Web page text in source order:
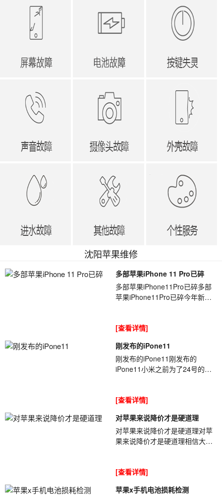
沈阳苹果维修
多部苹果iPhone 11 Pro已碎
多部苹果iPhone11Pro已碎多部
苹果iPhone11Pro已碎今年新
iPhone11Pro后...
[查看详情]
刚发布的iPone11
刚发布的iPone11刚发布的
iPone11小米之前为了24号的
一堆悬念.而且...
[查看详情]
对苹果来说降价才是硬道理
对苹果来说降价才是硬道理对苹
果来说降价才是硬道理相信大家
其实...
[查看详情]
苹果x手机电池损耗检测